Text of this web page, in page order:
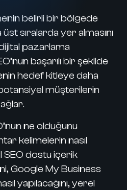
belirli bir bölgede
sıralarda yer almasını
pazarlama
başarılı bir şekilde
hedef kitleye daha
müşterilerin
ne olduğunu
kelimelerin nasıl
SEO dostu içerik
Google My Business
yapılacağını, yerel